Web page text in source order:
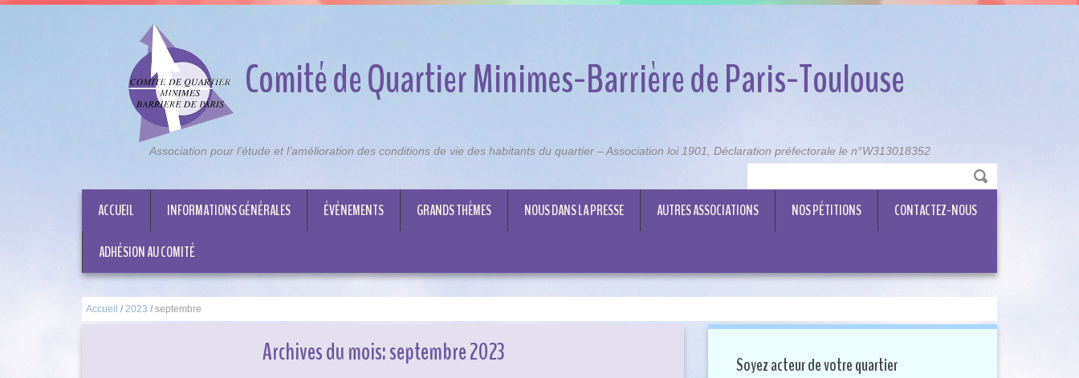
Comité de Quartier Minimes-Barrière de Paris-Toulouse
Association pour l’étude et l’amélioration des conditions de vie des habitants du quartier – Association loi 1901, Déclaration préfectorale le n°W313018352
ACCUEIL INFORMATIONS GÉNÉRALES ÉVÉNEMENTS GRANDS THÈMES NOUS DANS LA PRESSE AUTRES ASSOCIATIONS NOS PÉTITIONS CONTACTEZ-NOUS
ADHÉSION AU COMITÉ
Accueil / 2023 / septembre
Archives du mois:septembre 2023 Soyez acteur de votre quartier